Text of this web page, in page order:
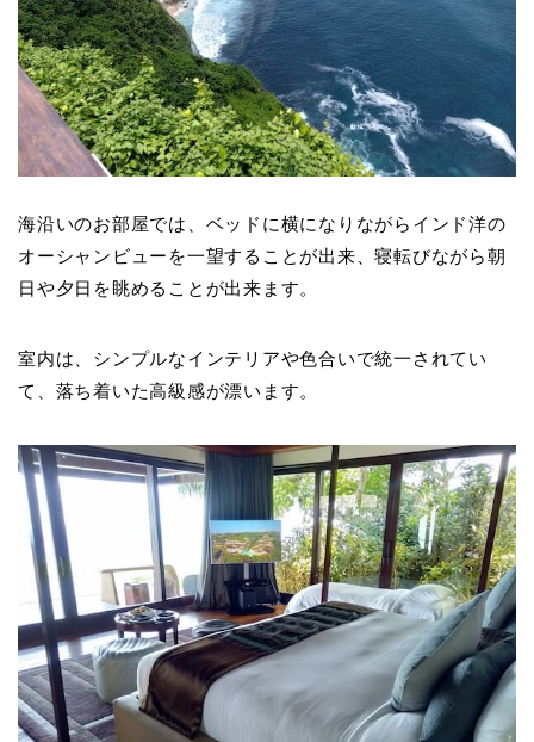
海沿いのお部屋では、ベッドに横になりながらインド洋の
オーシャンビューを一望することが出来、寝転びながら朝
日や夕日を眺めることが出来ます。
室内は、シンプルなインテリアや色合いで統一されてい
て、落ち着いた高級感が漂います。